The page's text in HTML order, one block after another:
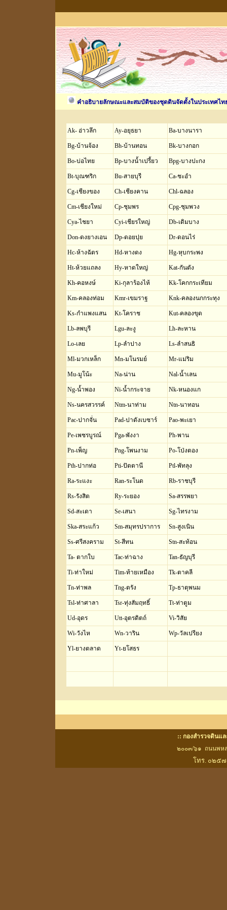
คำอธิบายลักษณะและสมบัติของชุดดินจัดตั้งในประเทศไทย
Ak- อ่าวลึก Ay-อยุธยา Ba-บางนารา
Bg-บ้านจ้อง Bh-บ้านทอน Bk-บางกอก
Bo-บ่อไทย Bp-บางน้ำเปรี้ยว Bpg-บางปะกง
Bt-บุณฑริก Bu-สายบุรี Ca-ชะอำ
Cg-เชียงของ Ch-เชียงคาน Chl-ฉลอง
Cm-เชียงใหม่ Cp-ชุมพร Cpg-ชุมพวง
Cya-ไชยา Cyi-เชียรใหญ่ Db-เดิมบาง
Don-ดงยางเอน Dp-ดอยปุย Dr-ดอนไร่
Hc-ห้างฉัตร Hd-หางดง Hg-หุบกระพง
Ht-ห้วยแถลง Hy-หาดใหญ่ Kat-กันตัง
Kh-คอหงษ์ Ki-กุลาร้องไห้ Kk-โคกกระเทียม
Km-คลองท่อม Kmr-เขมราฐ Knk-คลองนกกระทุง
Ks-กำแพงแสน Kt-โคราช Kut-คลองขุด
Lb-ลพบุรี Lgu-ละงู Lh-ละหาน
Lo-เลย Lp-ลำปาง Ls-ลำสนธิ
Ml-มวกเหล็ก Mn-มโนรมย์ Mr-แม่ริม
Mu-มูโน้ะ Na-น่าน Nal-น้ำเลน
Ng-น้ำพอง Ni-น้ำกระจาย Nk-หนองแก
Ns-นครสวรรค์ Ntm-นาท่าม Ntn-นาทอน
Pac-ปากจั่น Pad-ปาดังเบซาร์ Pao-พะเยา
Pe-เพชรบูรณ์ Pga-พังงา Ph-พาน
Pn-เพ็ญ Png-โพนงาม Po-โป่งตอง
Pth-ปากท่อ Pti-ปัตตานี Ptl-พัทลุง
Ra-ระแงะ Ran-ระโนด Rb-ราชบุรี
Rs-รังสิต Ry-ระยอง Sa-สรรพยา
Sd-สะเดา Se-เสนา Sg-ไทรงาม
Ska-สระแก้ว Sm-สมุทรปราการ Sn-สูงเนิน
Ss-ศรีสงคราม St-สีทน Stn-สะท้อน
Ta- ตากใบ Tac-ท่าฉาง Tan-ธัญบุรี
Ti-ท่าใหม่ Tim-ท้ายเหมือง Tk-ตาคลี
Tn-ท่าพล Tng-ตรัง Tp-ธาตุพนม
Tsl-ท่าศาลา Tsr-ทุ่งสัมฤทธิ์ Tt-ท่าตูม
Ud-อุดร Utt-อุตรดิตถ์ Vi-วิสัย
Wi-วังไห Wn-วาริน Wp-วัลเปรียง
Yl-ยางตลาด Yt-ยโสธร
:: กองสำรวจดินแ
๒๐๐๓/๖๑ ถนนพห
โทร. ๐๒๕